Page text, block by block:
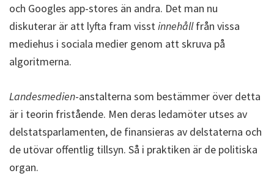
och Googles app-stores än andra. Det man nu
diskuterar är att lyfta fram visstinnehållfrån vissa
mediehus i sociala medier genom att skruva på
algoritmerna.
Landesmedien-anstalterna som bestämmer över detta
är i teorin fristående. Men deras ledamöter utses av
delstatsparlamenten, de finansieras av delstaterna och
de utövar offentlig tillsyn. Så i praktiken är de politiska
organ.